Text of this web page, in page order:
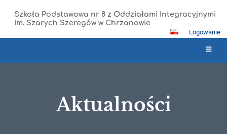
Szkoła Podstawowa nr 8 z Oddziałami Integracyjnymi
im. Szarych Szeregów w Chrzanowie
Logowanie
Aktualności